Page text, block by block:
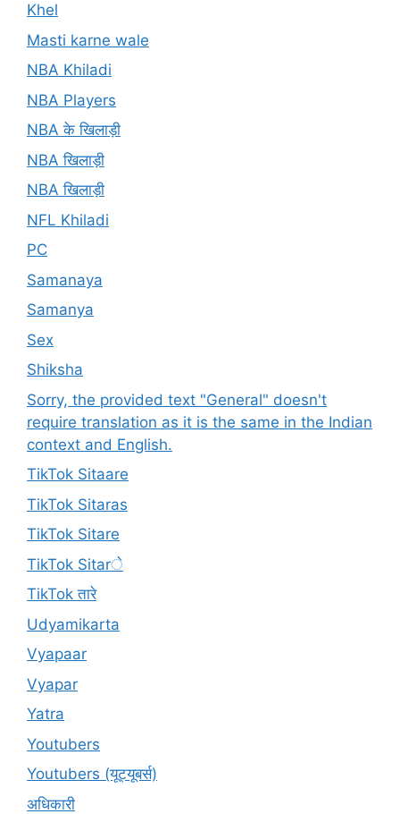
Khel
Masti karne wale
NBA Khiladi
NBA Players
NBA के खिलाड़ी
NBA खिलाड़ी
NBA खिलाड़ी
NFL Khiladi
PC
Samanaya
Samanya
Sex
Shiksha
Sorry, the provided text "General" doesn't
require translation as it is the same in the Indian
context and English.
TikTok Sitaare
TikTok Sitaras
TikTok Sitare
TikTok Sitarे
TikTok तारे
Udyamikarta
Vyapaar
Vyapar
Yatra
Youtubers
Youtubers (यूट्यूबर्स)
अधिकारी